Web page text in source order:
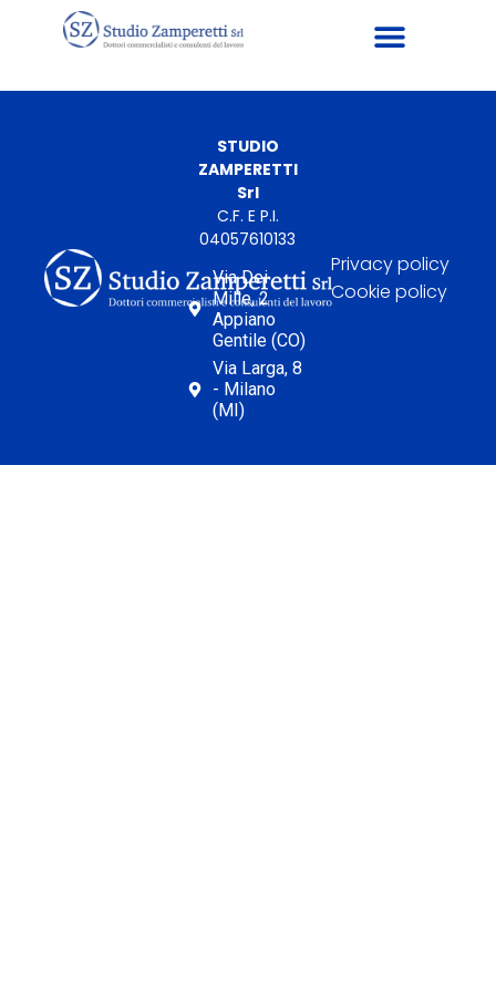
STUDIO
ZAMPERETTI
Srl
C.F. E P.I.
04057610133
Via Dei
Mille, 2
Appiano
Gentile (CO)
Via Larga, 8
- Milano
(MI)
Privacy policy
Cookie policy